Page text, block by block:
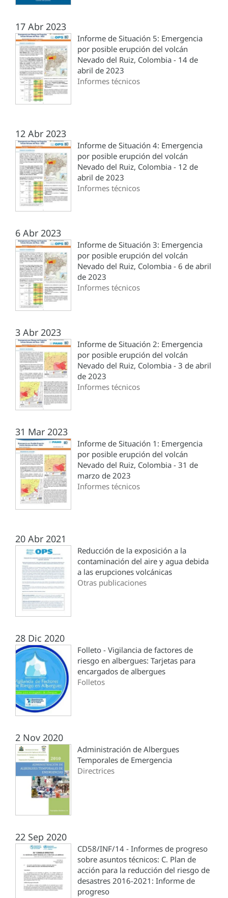
17 Abr 2023
Informe de Situación 5: Emergencia
por posible erupción del volcán
Nevado del Ruiz, Colombia - 14 de
abril de 2023
Informes técnicos
12 Abr 2023
Informe de Situación 4: Emergencia
por posible erupción del volcán
Nevado del Ruiz, Colombia - 12 de
abril de 2023
Informes técnicos
6 Abr 2023
Informe de Situación 3: Emergencia
por posible erupción del volcán
Nevado del Ruiz, Colombia - 6 de abril
de 2023
Informes técnicos
3 Abr 2023
Informe de Situación 2: Emergencia
por posible erupción del volcán
Nevado del Ruiz, Colombia - 3 de abril
de 2023
Informes técnicos
31 Mar 2023
Informe de Situación 1: Emergencia
por posible erupción del volcán
Nevado del Ruiz, Colombia - 31 de
marzo de 2023
Informes técnicos
20 Abr 2021
Reducción de la exposición a la
contaminación del aire y agua debida
a las erupciones volcánicas
Otras publicaciones
28 Dic 2020
Folleto - Vigilancia de factores de
riesgo en albergues: Tarjetas para
encargados de albergues
Folletos
2 Nov 2020
Administración de Albergues
Temporales de Emergencia
Directrices
22 Sep 2020
CD58/INF/14 - Informes de progreso
sobre asuntos técnicos: C. Plan de
acción para la reducción del riesgo de
desastres 2016-2021: Informe de
progreso